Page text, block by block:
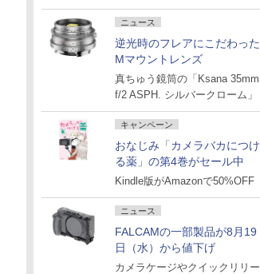
ニュース
逆光時のフレアにこだわった
Mマウントレンズ
真ちゅう鏡筒の「Ksana 35mm
f/2 ASPH. シルバークローム」
キャンペーン
おなじみ「カメラバカにつけ
る薬」の第4巻がセール中
Kindle版がAmazonで50%OFF
ニュース
FALCAMの一部製品が8月19
日（水）から値下げ
カメラケージやクイックリリー